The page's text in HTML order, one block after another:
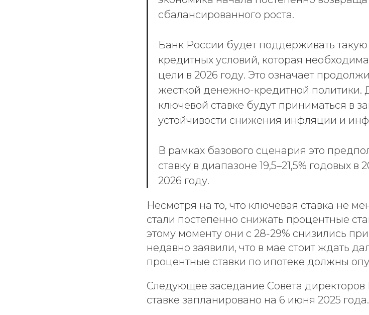
сбалансированного роста.
Банк России будет поддерживать
кредитных условий, которая
цели в 2026 году. Это означает
жесткой денежно-кредитной
ключевой ставке будут приниматься в
устойчивости снижения инфляции и
В рамках базового сценария это
ставку в диапазоне 19,5–21,5% годовых в
2026 году.
Несмотря на то, что ключевая ставка не
стали постепенно снижать процентные
этому моменту они с 28-29% снизились
недавно заявили, что в мае стоит ждать
процентные ставки по ипотеке должны
Следующее заседание Совета
ставке запланировано на 6 июня 2025 года.